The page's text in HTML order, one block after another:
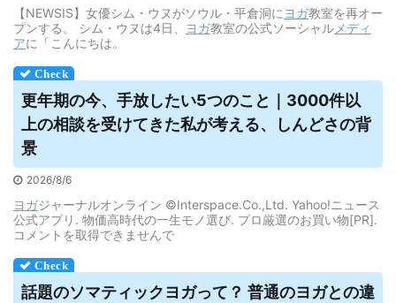
【NEWSIS】女優シム・ウヌがソウル・平倉洞に ヨガ教室を再オー
プンする。 シム・ウヌは4日、
ヨガ教室の公式ソーシャル メディ
アに「こんにちは。
更年期の今、手放したい5つのこと｜3000件以
上の相談を受けてきた私が考える、しんどさの背
景
2026/8/6
ヨガジャーナルオンライン ©Interspace.Co.,Ltd. Yahoo!ニュース
公式アプリ. 物価高時代の一生モノ選び. プロ厳選のお買い物[PR].
コメントを取得できませんで
話題のソマティックヨガって？ 普通のヨガとの違